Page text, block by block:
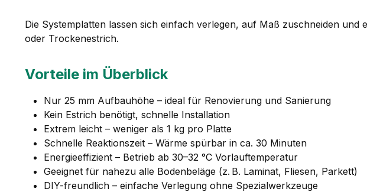
Die Systemplatten lassen sich einfach verlegen, auf Maß zuschneiden
oder Trockenestrich.
Vorteile im Überblick
Nur 25 mm Aufbauhöhe – ideal für Renovierung und Sanierung
Kein Estrich benötigt, schnelle Installation
Extrem leicht – weniger als 1 kg pro Platte
Schnelle Reaktionszeit – Wärme spürbar in ca. 30 Minuten
Energieeffizient – Betrieb ab 30–32 °C Vorlauftemperatur
Geeignet für nahezu alle Bodenbeläge (z. B. Laminat, Fliesen, Parkett)
DIY-freundlich – einfache Verlegung ohne Spezialwerkzeuge